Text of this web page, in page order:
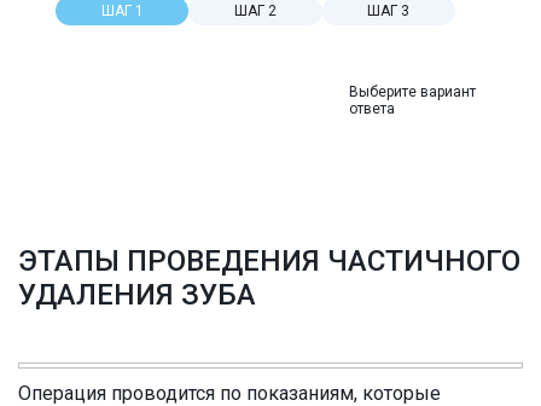
ШАГ 1 ШАГ 2 ШАГ 3
Выберите вариант
ответа
ЭТАПЫ ПРОВЕДЕНИЯ ЧАСТИЧНОГО
УДАЛЕНИЯ ЗУБА
Операция проводится по показаниям, которые